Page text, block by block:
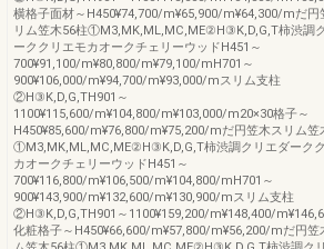
横格子面材～H450¥74,700/m¥65,900/m¥64,300/mだ円
リム笠木56柱①M3,MK,ML,MC,ME②H③K,D,G,T柿渋調
ーククリエモカオークチェリーウッドH451～
700¥91,100/m¥80,800/m¥79,100/mH701～
900¥106,000/m¥94,700/m¥93,000/mスリム支柱
②H③K,D,G,TH901～
1100¥115,600/m¥104,800/m¥103,000/m20×30格子～
H450¥85,600/m¥76,800/m¥75,200/mだ円笠木スリム笠
①M3,MK,ML,MC,ME②H③K,D,G,T柿渋調クリエダーク
カオークチェリーウッドH451～
700¥116,800/m¥106,500/m¥104,800/mH701～
900¥143,900/m¥132,600/m¥130,900/mスリム支柱
②H③K,D,G,TH901～1100¥159,200/m¥148,400/
化粧格子～H450¥66,600/m¥57,800/m¥56,200/mだ円笠